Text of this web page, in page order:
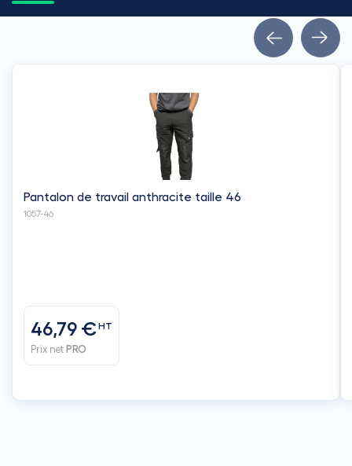
Pantalon de travail anthracite taille 46
1057-46
46,79 €HT
Prix net PRO